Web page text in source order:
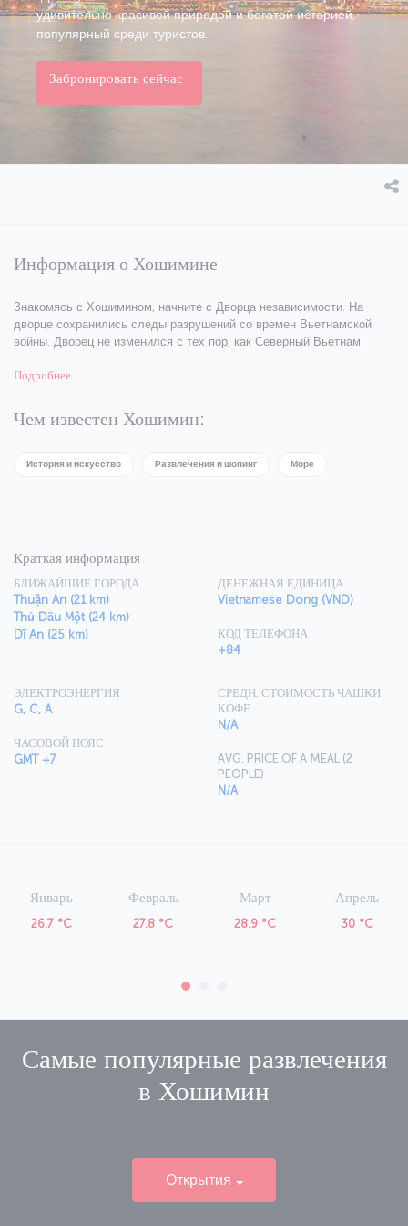
удивительно красивой природой и богатой историей,
популярный среди туристов.
Забронировать сейчас
Информация о Хошимине
Знакомясь с Хошимином, начните с Дворца независимости. На
дворце сохранились следы разрушений со времен Вьетнамской
войны. Дворец не изменился с тех пор, как Северный Вьетнам
правительства Северного Вьетнама был основан Музей жертв
использовавшееся вьетнамской армией, и американская боевая
техника. Прогуливаясь по городу, Вы увидите такие великолепные
Сайгонской Богоматери и многие другие. После посещения храмов
Подробнее
Чем известен Хошимин:
История и искусство Развлечения и шопинг Море
Краткая информация
БЛИЖАЙШИЕ ГОРОДА
Thuận An (21 km)
Thủ Dầu Một (24 km)
Dĩ An (25 km)
ДЕНЕЖНАЯ ЕДИНИЦА
Vietnamese Dong (VND)
КОД ТЕЛЕФОНА
+84
ЭЛЕКТРОЭНЕРГИЯ
G, C, A
ЧАСОВОЙ ПОЯС
GMT +7
СРЕДН. СТОИМОСТЬ ЧАШКИ
КОФЕ
N/A
AVG. PRICE OF A MEAL (2
PEOPLE)
N/A
Январь
26.7 °C
Февраль
27.8 °C
Март
28.9 °C
Апрель
30 °C
Самые популярные развлечения
в Хошимин
Открытия